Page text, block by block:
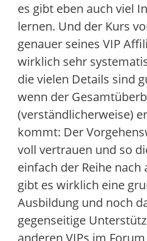
es gibt eben auch viel
lernen. Und der Kurs
genauer seines VIP
wirklich sehr
die vielen Details sind
wenn der
(verständlicherweise)
kommt: Der
voll vertrauen und so
einfach der Reihe
gibt es wirklich eine
Ausbildung und noch
gegenseitige
anderen VIPs im